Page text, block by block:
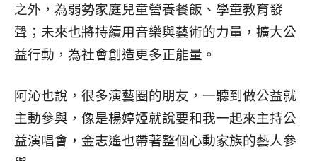
之外，為弱勢家庭兒童營養餐飯、學童教育發
聲；未來也將持續用音樂與藝術的力量，擴大公
益行動，為社會創造更多正能量。
阿沁也說，很多演藝圈的朋友，一聽到做公益就
主動參與，像是楊婷婭就說要和我一起來主持公
益演唱會，金志遙也帶著整個心動家族的藝人參